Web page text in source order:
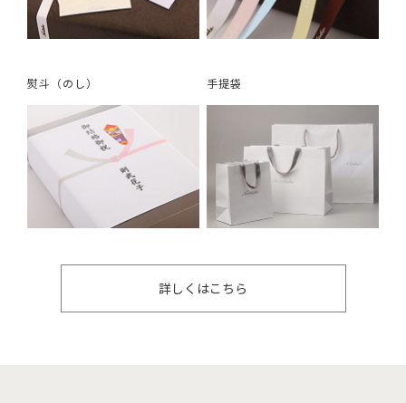
熨斗（のし） 手提袋
詳しくはこちら